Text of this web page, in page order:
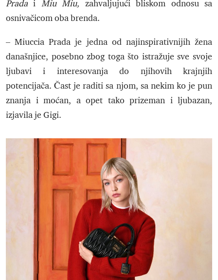
Pradai Miu Miu, zahvaljujući bliskom odnosu sa
osnivačicom oba brenda.
– Miuccia Prada je jedna od najinspirativnijih žena
današnjice, posebno zbog toga što istražuje sve svoje
ljubavi i interesovanja do njihovih krajnjih
potencijača. Čast je raditi sa njom, sa nekim ko je pun
znanja i moćan, a opet tako prizeman i ljubazan,
izjavila je Gigi.